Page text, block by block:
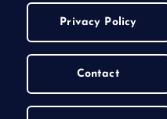
Privacy Policy
Contact